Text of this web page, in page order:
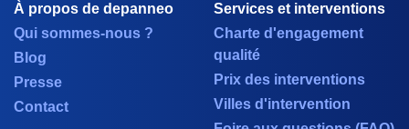
À propos de depanneo
Qui sommes-nous ?
Blog
Presse
Contact
Services et interventions
Charte d'engagement
qualité
Prix des interventions
Villes d'intervention